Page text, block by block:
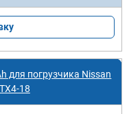
для погрузчика Nissan
TX4-18